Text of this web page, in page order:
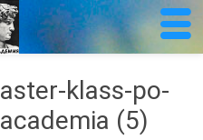
klass-po-
(5)